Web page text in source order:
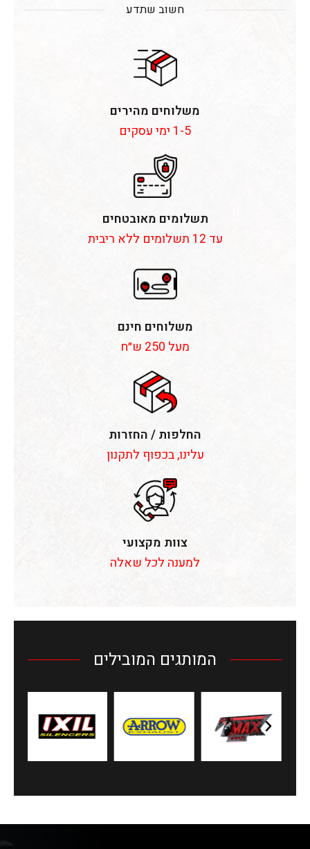
חשוב שתדע
משלוחים מהירים
1-5 ימי עסקים
תשלומים מאובטחים
עד 12 תשלומים ללא ריבית
משלוחים חינם
מעל 250 ש״ח
החלפות / החזרות
עלינו, בכפוף לתקנון
צוות מקצועי
למענה לכל שאלה
המותגים המובילים